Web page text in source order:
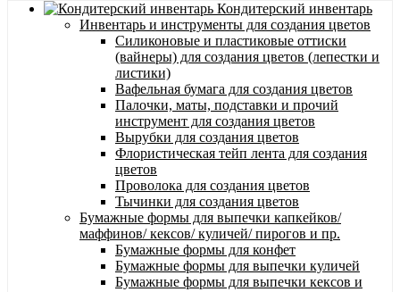
Кондитерский инвентарь
Инвентарь и инструменты для создания цветов
Силиконовые и пластиковые оттиски
(вайнеры) для создания цветов (лепестки и
листики)
Вафельная бумага для создания цветов
Палочки, маты, подставки и прочий
инструмент для создания цветов
Вырубки для создания цветов
Флористическая тейп лента для создания
цветов
Проволока для создания цветов
Тычинки для создания цветов
Бумажные формы для выпечки капкейков/
маффинов/ кексов/ куличей/ пирогов и пр.
Бумажные формы для конфет
Бумажные формы для выпечки куличей
Бумажные формы для выпечки кексов и